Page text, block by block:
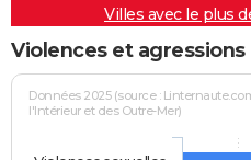
Villes avec le plus
Violences et
Données 2025 (source :
l'Intérieur et des Outre-Mer)